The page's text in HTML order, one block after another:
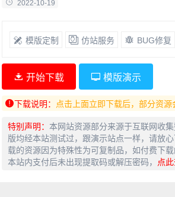
2022-10-19
模版定制 仿站服务 BUG修复
开始下载 模版演示
下载说明： 点击上面立即下载后，部分资源
特别声明： 本网站资源部分来源于互联网收
版均经本站测试过，跟演示站点一样，请放
载的资源因为特殊性为可复制品，如付费下
本站内支付后未出现提取码或解压密码，
点